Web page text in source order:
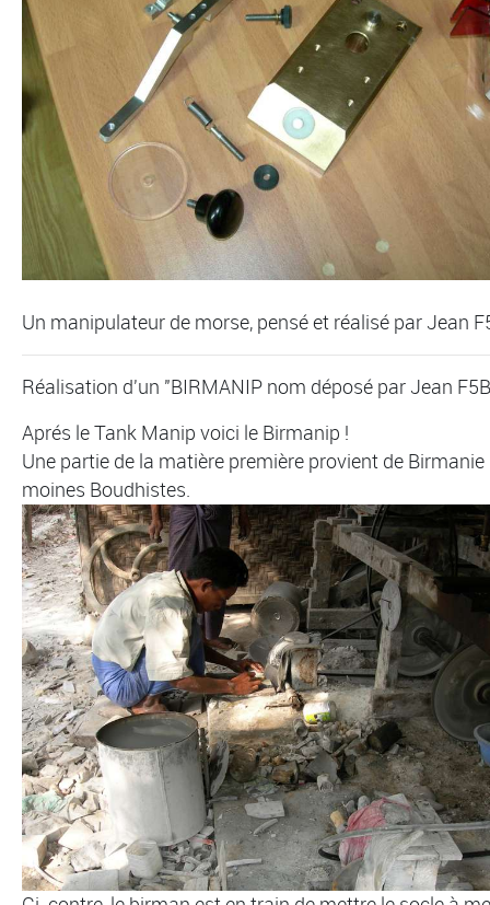
Un manipulateur de morse, pensé et réalisé par Jean
Réalisation d'un "BIRMANIP nom déposé par Jean
Aprés le Tank Manip voici le Birmanip !
Une partie de la matière première provient de
moines Boudhistes.